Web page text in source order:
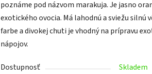
z
5
hviezdičiek.
poznáme pod názvom marakuja. Je jasno
exotického ovocia. Má lahodnú a sviežu silnú
farbe a divokej chuti je vhodný na prípravu
nápojov.
Dostupnosť
Skladem